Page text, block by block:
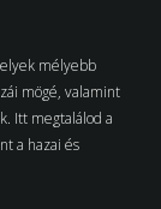
mélyebb
mögé, valamint
Itt megtalálod a
a hazai és